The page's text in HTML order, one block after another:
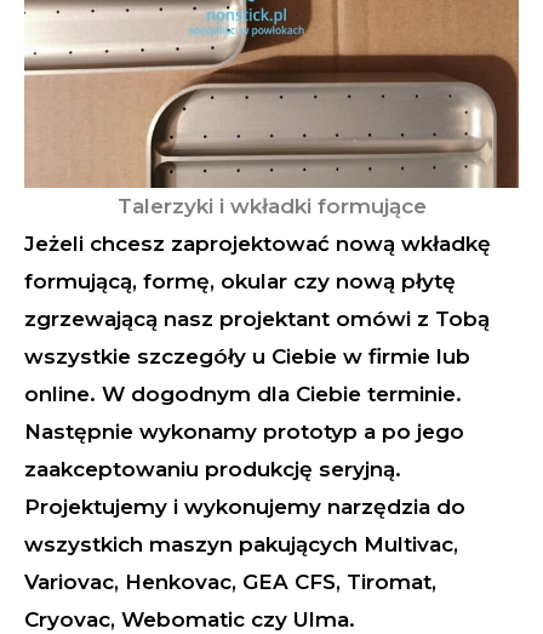
Talerzyki i wkładki formujące
Jeżeli chcesz zaprojektować nową wkładkę
formującą, formę, okular czy nową płytę
zgrzewającą nasz projektant omówi z Tobą
wszystkie szczegóły u Ciebie w firmie lub
online. W dogodnym dla Ciebie terminie.
Następnie wykonamy prototyp a po jego
zaakceptowaniu produkcję seryjną.
Projektujemy i wykonujemy narzędzia do
wszystkich maszyn pakujących Multivac,
Variovac, Henkovac, GEA CFS, Tiromat,
Cryovac, Webomatic czy Ulma.